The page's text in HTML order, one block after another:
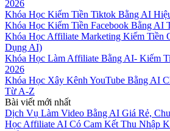
2026
Khóa Học Kiếm Tiền Tiktok Bằng AI
Khóa Học Kiếm Tiền Facebook Bằng AI
Khóa Học Affiliate Marketing Kiếm Tiền
Dụng AI)
Khóa Học Làm Affiliate Bằng AI- Kiếm
2026
Khóa Học Xây Kênh YouTube Bằng AI
Từ A-Z
Bài viết mới nhất
Dịch Vụ Làm Video Bằng AI Giá Rẻ,
Học Affiliate AI Có Cam Kết Thu Nhập